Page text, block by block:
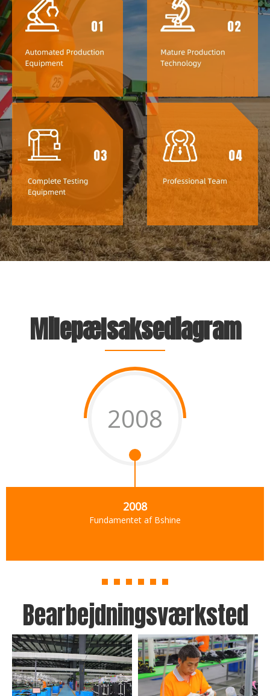
Milepælsaksediagram
2008
2008
Fundamentet af Bshine
Bearbejdningsværksted